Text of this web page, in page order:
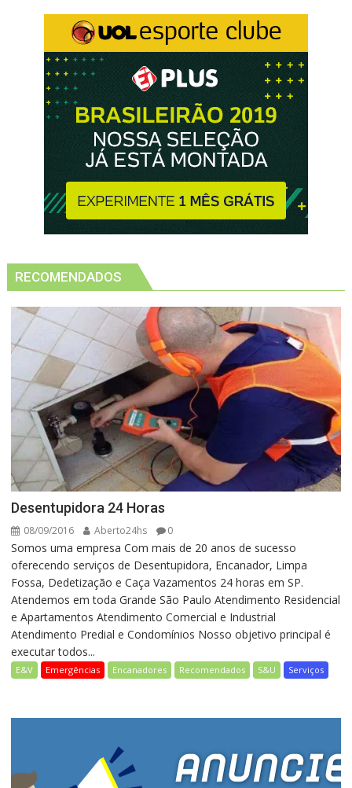
RECOMENDADOS
Desentupidora 24 Horas
08/09/2016 Aberto24hs 0
Somos uma empresa Com mais de 20 anos de sucesso
oferecendo serviços de Desentupidora, Encanador, Limpa
Fossa, Dedetização e Caça Vazamentos 24 horas em SP.
Atendemos em toda Grande São Paulo Atendimento Residencial
e Apartamentos Atendimento Comercial e Industrial
Atendimento Predial e Condomínios Nosso objetivo principal é
executar todos...
E&V Emergências Encanadores Recomendados S&U Serviços